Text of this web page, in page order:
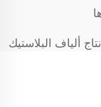
ألياف البلاستيك